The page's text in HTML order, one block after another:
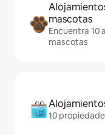
mascotas
Encuentra 10
mascotas
10